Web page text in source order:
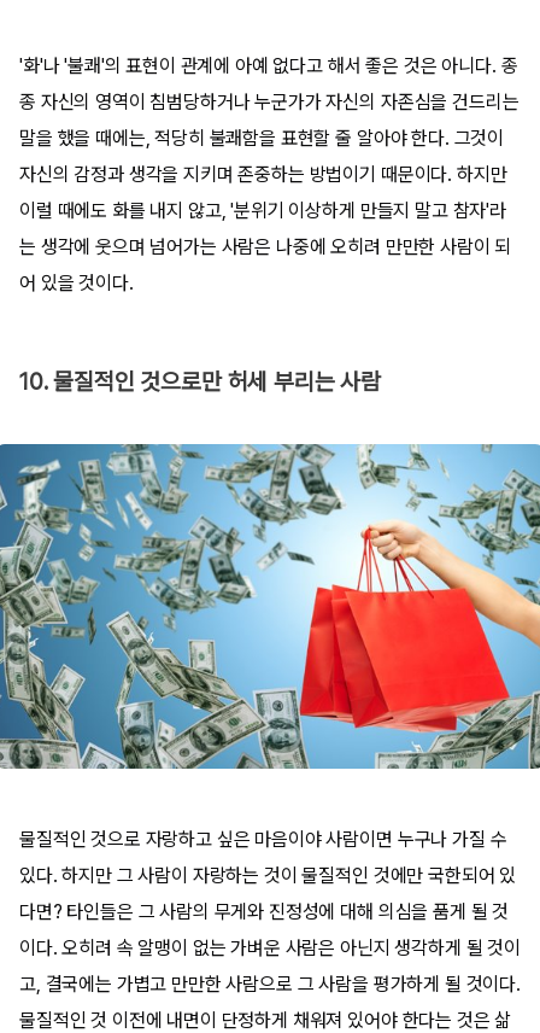
'화'나 '불쾌'의 표현이 관계에 아예 없다고 해서 좋은 것은 아니다. 종
종 자신의 영역이 침범당하거나 누군가가 자신의 자존심을 건드리는
말을 했을 때에는, 적당히 불쾌함을 표현할 줄 알아야 한다. 그것이
자신의 감정과 생각을 지키며 존중하는 방법이기 때문이다. 하지만
이럴 때에도 화를 내지 않고, '분위기 이상하게 만들지 말고 참자'라
는 생각에 웃으며 넘어가는 사람은 나중에 오히려 만만한 사람이 되
어 있을 것이다.
10. 물질적인 것으로만 허세 부리는 사람
물질적인 것으로 자랑하고 싶은 마음이야 사람이면 누구나 가질 수
있다. 하지만 그 사람이 자랑하는 것이 물질적인 것에만 국한되어 있
다면? 타인들은 그 사람의 무게와 진정성에 대해 의심을 품게 될 것
이다. 오히려 속 알맹이 없는 가벼운 사람은 아닌지 생각하게 될 것이
고, 결국에는 가볍고 만만한 사람으로 그 사람을 평가하게 될 것이다.
물질적인 것 이전에 내면이 단정하게 채워져 있어야 한다는 것은 삶